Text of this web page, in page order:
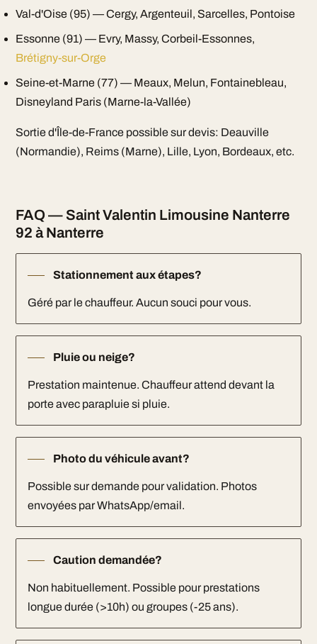
Val-d'Oise (95) — Cergy, Argenteuil, Sarcelles, Pontoise
Essonne (91) — Evry, Massy, Corbeil-Essonnes,
Brétigny-sur-Orge
Seine-et-Marne (77) — Meaux, Melun, Fontainebleau,
Disneyland Paris (Marne-la-Vallée)
Sortie d'Île-de-France possible sur devis: Deauville
(Normandie), Reims (Marne), Lille, Lyon, Bordeaux, etc.
FAQ — Saint Valentin Limousine Nanterre
92 à Nanterre
Stationnement aux étapes?
Géré par le chauffeur. Aucun souci pour vous.
Pluie ou neige?
Prestation maintenue. Chauffeur attend devant la
porte avec parapluie si pluie.
Photo du véhicule avant?
Possible sur demande pour validation. Photos
envoyées par WhatsApp/email.
Caution demandée?
Non habituellement. Possible pour prestations
longue durée (>10h) ou groupes (-25 ans).